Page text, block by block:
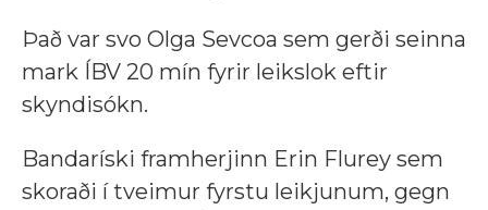
Það var svo Olga Sevcoa sem gerði seinna
mark ÍBV 20 mín fyrir leikslok eftir
skyndisókn.
Bandaríski framherjinn Erin Flurey sem
skoraði í tveimur fyrstu leikjunum, gegn